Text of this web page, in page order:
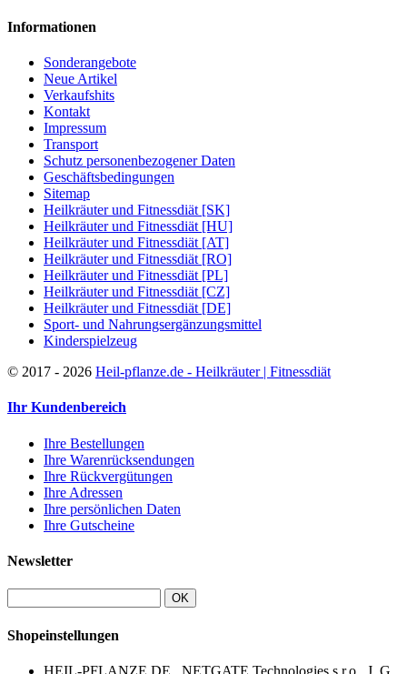
Informationen
Sonderangebote
Neue Artikel
Verkaufshits
Kontakt
Impressum
Transport
Schutz personenbezogener Daten
Geschäftsbedingungen
Sitemap
Heilkräuter und Fitnessdiät [SK]
Heilkräuter und Fitnessdiät [HU]
Heilkräuter und Fitnessdiät [AT]
Heilkräuter und Fitnessdiät [RO]
Heilkräuter und Fitnessdiät [PL]
Heilkräuter und Fitnessdiät [CZ]
Heilkräuter und Fitnessdiät [DE]
Sport- und Nahrungsergänzungsmittel
Kinderspielzeug
© 2017 - 2026 Heil-pflanze.de - Heilkräuter | Fitnessdiät
Ihr Kundenbereich
Ihre Bestellungen
Ihre Warenrücksendungen
Ihre Rückvergütungen
Ihre Adressen
Ihre persönlichen Daten
Ihre Gutscheine
Newsletter
OK
Shopeinstellungen
HEIL-PFLANZE.DE , NETGATE Technologies s.r.o., J. G.